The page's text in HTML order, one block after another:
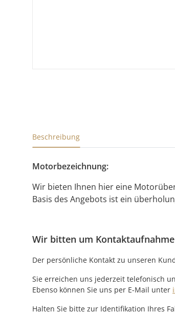
Beschreibung
Motorbezeichnung:
Wir bieten Ihnen hier eine
Basis des Angebots ist ein
Wir bitten um
Der persönliche Kontakt zu unseren
Sie erreichen uns jederzeit telefonisch
Ebenso können Sie uns per E-Mail unter
Halten Sie bitte zur Identifikation Ihres